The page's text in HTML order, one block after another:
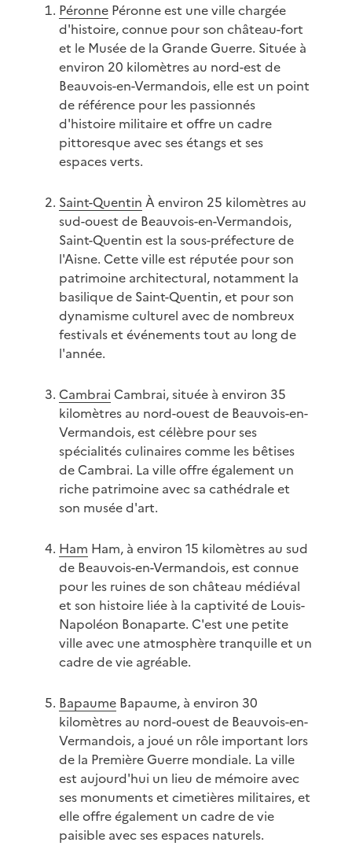
PéronnePéronne est une ville chargée
d'histoire, connue pour son château-fort
et le Musée de la Grande Guerre. Située à
environ 20 kilomètres au nord-est de
Beauvois-en-Vermandois, elle est un point
de référence pour les passionnés
d'histoire militaire et offre un cadre
pittoresque avec ses étangs et ses
espaces verts.
Saint-Quentin À environ 25 kilomètres au
sud-ouest de Beauvois-en-Vermandois,
Saint-Quentin est la sous-préfecture de
l'Aisne. Cette ville est réputée pour son
patrimoine architectural, notamment la
basilique de Saint-Quentin, et pour son
dynamisme culturel avec de nombreux
festivals et événements tout au long de
l'année.
Cambrai Cambrai, située à environ 35
kilomètres au nord-ouest de Beauvois-en-
Vermandois, est célèbre pour ses
spécialités culinaires comme les bêtises
de Cambrai. La ville offre également un
riche patrimoine avec sa cathédrale et
son musée d'art.
Ham Ham, à environ 15 kilomètres au sud
de Beauvois-en-Vermandois, est connue
pour les ruines de son château médiéval
et son histoire liée à la captivité de Louis-
Napoléon Bonaparte. C'est une petite
ville avec une atmosphère tranquille et un
cadre de vie agréable.
BapaumeBapaume, à environ 30
kilomètres au nord-ouest de Beauvois-en-
Vermandois, a joué un rôle important lors
de la Première Guerre mondiale. La ville
est aujourd'hui un lieu de mémoire avec
ses monuments et cimetières militaires, et
elle offre également un cadre de vie
paisible avec ses espaces naturels.